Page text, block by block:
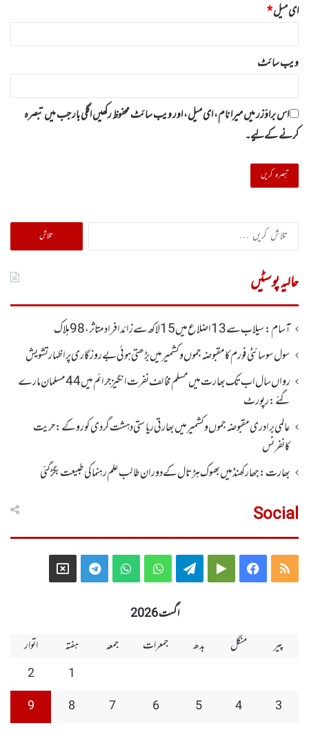
ای میل*
ویب‌ سائٹ
اس براؤزر میں میرا نام، ای میل، اور ویب سائٹ محفوظ رکھیں اگلی بار جب میں تبصرہ
کرنے کےلیے۔
تلاش
کریں
حالیہ پوسٹیں
آسام: سیلاب سے 13اضلاع میں 15لاکھ سے زائد افراد متاثر ، 98ہلاک
سول سوسائٹی فورم کا مقبوضہ جموں وکشمیر میں بڑھتی ہوئی بے روزگاری پر اظہارتشویش
رواں سال اب تک بھارت میں مسلم مخالف نفرت انگیز جرائم میں 44 مسلمان مارے
گئے: رپورٹ
عالمی برادری مقبوضہ جموں وکشمیر میں بھارتی ریاستی دہشت گردی کو روکے : حریت
کانفرنس
بھارت :جھارکھنڈمیں بھوک ہڑتال کے دوران طالب علم رہنما کی طبیعت بگڑ گئی
Social
RSS
Facebook
Google
Telegram
WhatsApp
WhatsApp
Telegram
X
اگست 2026
پیر
منگل بدھ جمعرات جمعہ ہفتہ
اتوار
1
2
3
4
5
6
7
8
9